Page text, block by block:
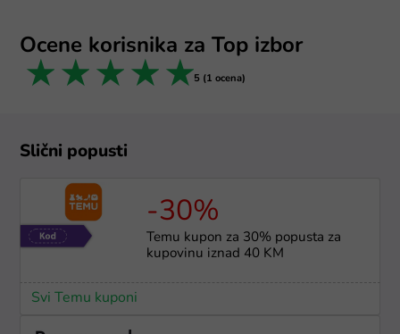
Ocene korisnika za Top izbor
5 stars
4 stars
3 stars
2 stars
1 star 5 (1 ocena)
Slični popusti
-30%
Temu kupon za 30% popusta za
kupovinu iznad 40 KM
Svi Temu kuponi